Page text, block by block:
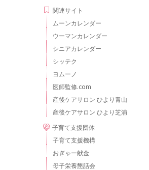
関連サイト
ムーンカレンダー
ウーマンカレンダー
シニアカレンダー
シッテク
ヨムーノ
医師監修.com
産後ケアサロン ひより青山
産後ケアサロン ひより芝浦
子育て支援団体
子育て支援機構
おぎゃー献金
母子栄養懇話会